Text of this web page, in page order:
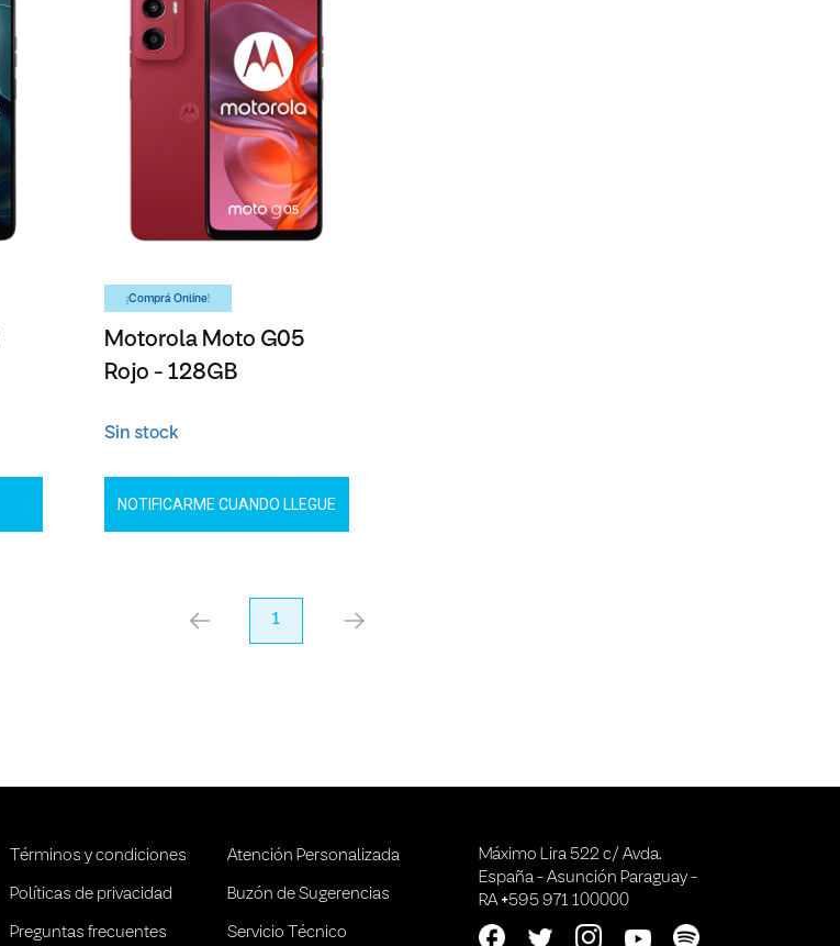
¡Comprá Online!
Motorola Moto G05
Rojo - 128GB
Sin stock
NOTIFICARME CUANDO LLEGUE
anterior 1 próximo
Términos y condiciones
Políticas de privacidad
Preguntas frecuentes
Atención Personalizada
Buzón de Sugerencias
Servicio Técnico
Máximo Lira 522 c/ Avda.
España - Asunción Paraguay -
RA +595 971 100000